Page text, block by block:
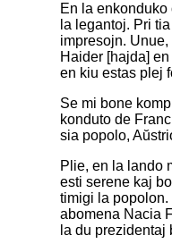
En la enkonduko
la legantoj. Pri
impresojn.
Haider [hajda]
en kiu estas plej
Se mi bone
konduto de
sia popolo,
Plie, en la lando
esti serene kaj
timigi la
abomena Nacia
la du prezidentaj